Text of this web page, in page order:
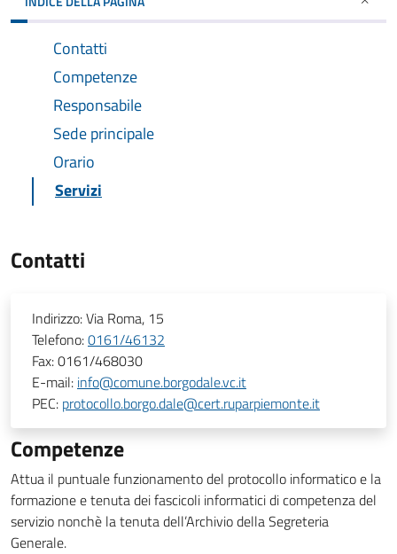
Contatti
Competenze
Responsabile
Sede principale
Orario
Servizi
Contatti
Indirizzo:Via Roma, 15
Telefono:0161/46132
Fax:0161/468030
E-mail: info@comune.borgodale.vc.it
PEC: protocollo.borgo.dale@cert.ruparpiemonte.it
Competenze
Attua il puntuale funzionamento del protocollo informatico e la
formazione e tenuta dei fascicoli informatici di competenza del
servizio nonchè la tenuta dell’Archivio della Segreteria
Generale.